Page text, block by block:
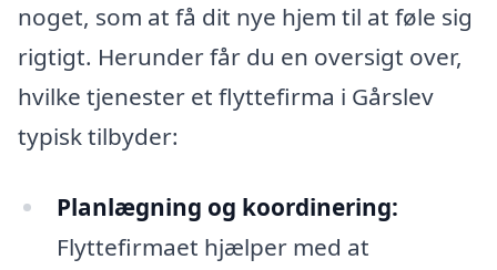
noget, som at få dit nye hjem til at føle sig
rigtigt. Herunder får du en oversigt over,
hvilke tjenester et flyttefirma i Gårslev
typisk tilbyder:
Planlægning og koordinering:
Flyttefirmaet hjælper med at